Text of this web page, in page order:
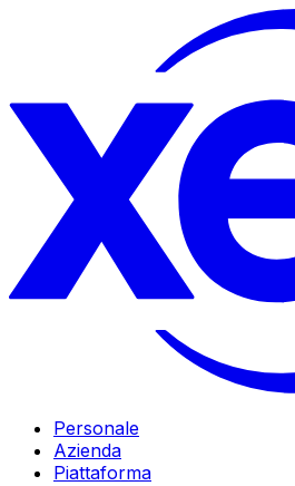
Personale
Azienda
Piattaforma